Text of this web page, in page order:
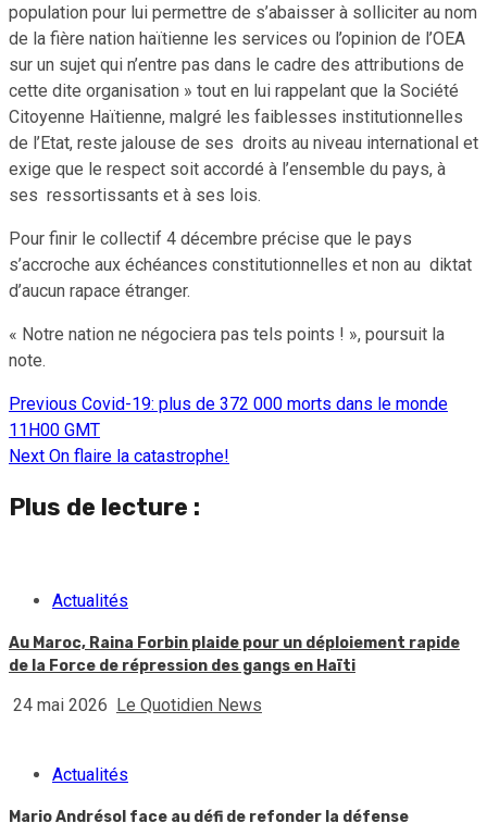
population pour lui permettre de s’abaisser à solliciter au nom
de la fière nation haïtienne les services ou l’opinion de l’OEA
sur un sujet qui n’entre pas dans le cadre des attributions de
cette dite organisation » tout en lui rappelant que la Société
Citoyenne Haïtienne, malgré les faiblesses institutionnelles
de l’Etat, reste jalouse de ses droits au niveau international et
exige que le respect soit accordé à l’ensemble du pays, à
ses ressortissants et à ses lois.
Pour finir le collectif 4 décembre précise que le pays
s’accroche aux échéances constitutionnelles et non au diktat
d’aucun rapace étranger.
« Notre nation ne négociera pas tels points ! », poursuit la
note.
Continue
Reading
Previous Covid-19: plus de 372 000 morts dans le monde
11H00 GMT
Next On flaire la catastrophe!
Plus de lecture :
Actualités
Au Maroc, Raina Forbin plaide pour un déploiement rapide
de la Force de répression des gangs en Haïti
24 mai 2026 Le Quotidien News
Actualités
Mario Andrésol face au défi de refonder la défense